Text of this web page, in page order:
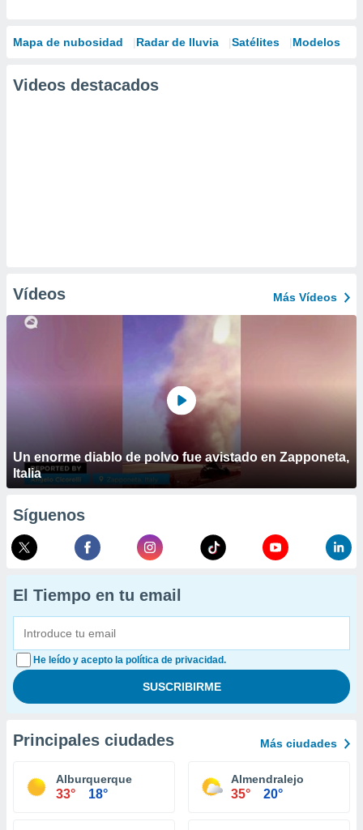
Mapa de nubosidad Radar de lluvia Satélites Modelos
Videos destacados
Vídeos Más Vídeos
Un enorme diablo de polvo fue avistado en Zapponeta,
Italia
Síguenos
El Tiempo en tu email
He leído y acepto la política de privacidad.
Principales ciudades Más ciudades
Alburquerque
33° 18°
Almendralejo
35° 20°